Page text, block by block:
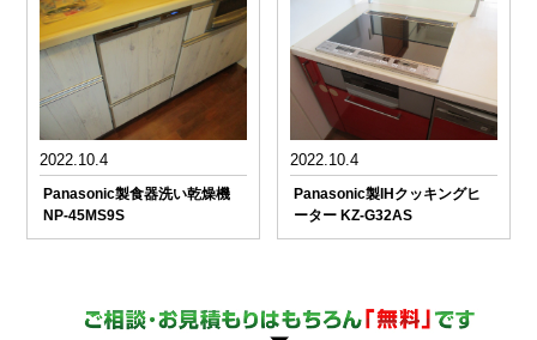
2022.10.4
Panasonic製食器洗い乾燥機
NP-45MS9S
2022.10.4
Panasonic製IHクッキングヒ
ーター KZ-G32AS